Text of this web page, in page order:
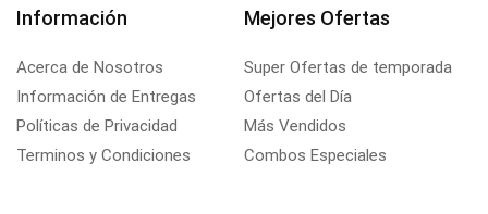
Información
Acerca de Nosotros
Información de Entregas
Políticas de Privacidad
Terminos y Condiciones
Mejores Ofertas
Super Ofertas de temporada
Ofertas del Día
Más Vendidos
Combos Especiales